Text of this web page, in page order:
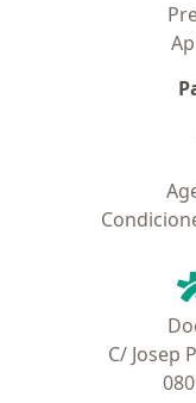
C/ Josep